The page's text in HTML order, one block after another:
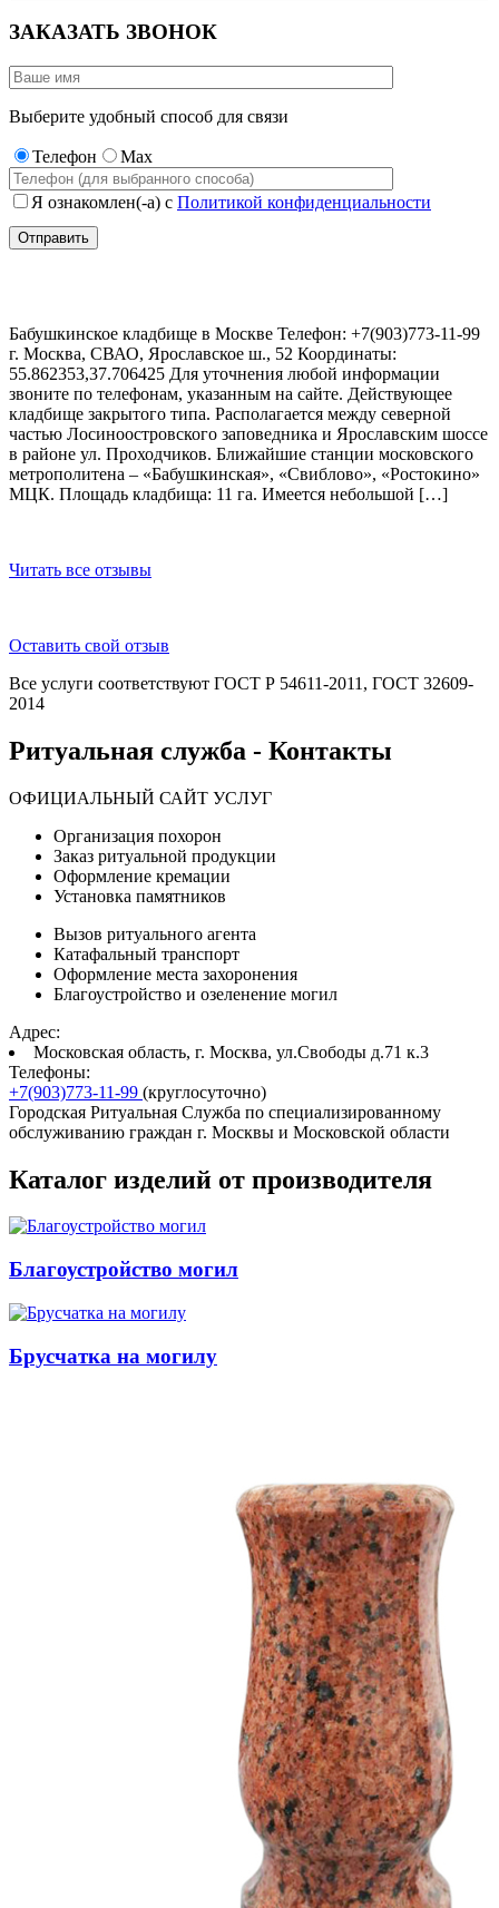
ЗАКАЗАТЬ ЗВОНОК
Выберите удобный способ для связи
Телефон Max
Я ознакомлен(-а) с Политикой конфиденциальности
Бабушкинское кладбище в Москве Телефон: +7(903)773-11-99
г. Москва, СВАО, Ярославское ш., 52 Координаты:
55.862353,37.706425 Для уточнения любой информации
звоните по телефонам, указанным на сайте. Действующее
кладбище закрытого типа. Располагается между северной
частью Лосиноостровского заповедника и Ярославским шоссе
в районе ул. Проходчиков. Ближайшие станции московского
метрополитена – «Бабушкинская», «Свиблово», «Ростокино»
МЦК. Площадь кладбища: 11 га. Имеется небольшой […]
Читать все отзывы
Оставить свой отзыв
Все услуги соответствуют ГОСТ Р 54611-2011, ГОСТ 32609-
2014
Ритуальная служба - Контакты
ОФИЦИАЛЬНЫЙ САЙТ УСЛУГ
Организация похорон
Заказ ритуальной продукции
Оформление кремации
Установка памятников
Вызов ритуального агента
Катафальный транспорт
Оформление места захоронения
Благоустройство и озеленение могил
Адрес:
Московская область, г. Москва, ул.Свободы д.71 к.3
Телефоны:
+7(903)773-11-99 (круглосуточно)
Городская Ритуальная Служба по специализированному
обслуживанию граждан г. Москвы и Московской области
Каталог изделий от производителя
Благоустройство могил
Брусчатка на могилу